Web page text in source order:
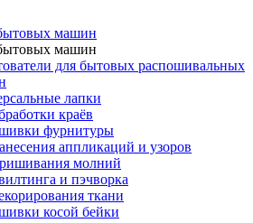
машин
машин
для бытовых распошивальных
лапки
краёв
фурнитуры
аппликаций и узоров
молний
и пэчворка
ткани
косой бейки